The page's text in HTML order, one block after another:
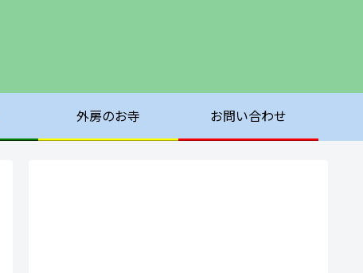
外房のお寺 お問い合わせ